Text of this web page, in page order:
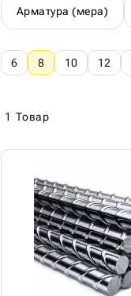
Арматура (мера)
6 8 10 12
1 Товар